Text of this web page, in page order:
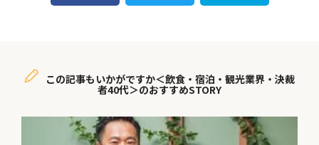
この記事もいかがですか＜飲食・宿泊・観光業界・決裁
者40代＞のおすすめSTORY